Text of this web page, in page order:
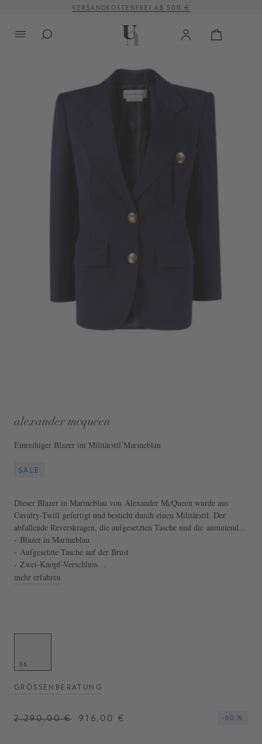
VERSANDKOSTENFREI AB 500 €
alexander mcqueen
Einreihiger Blazer im Militärstil Marineblau
SALE
Dieser Blazer in Marineblau von Alexander McQueen wurde aus
Cavalry-Twill gefertigt und besticht durch einen Militärstil. Der
abfallende Reverskragen, die aufgesetzten Tasche und die anmutenden
goldenen Metallknöpfen mit Siegellogo zeichnen dieses luxuriöse
Modell aus.
- Blazer in Marineblau
- Aufgesetzte Tasche auf der Brust
- Zwei-Knopf-Verschluss
- Hergestellt in Italien
mehr erfahren
36
GRÖSSENBERATUNG
2.290,00 € 916,00 € -60 %